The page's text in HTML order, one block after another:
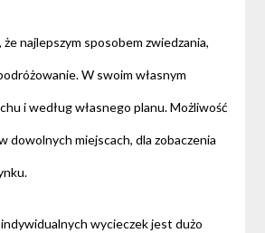
najlepszym sposobem zwiedzania,
W swoim własnym
i według własnego planu. Możliwość
dowolnych miejscach, dla zobaczenia
wycieczek jest dużo